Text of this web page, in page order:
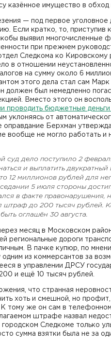
казённое имущество в обход
— под первое уголовное
Если кратко, то, приступив
выявил многочисленные
при прежнем
Следкома ко Кировскому
в отношении
на сумму около 6
этого дела стал сам
должен был немедленно
Вместо этого он
проводить бюджетные
уклоняясь от
оправдание Берхман
вообще не могло работать и
суд дело поступило 2
и выплатить
12 миллионов рублей для
5 июля стороны
в факте правонарушения,
штраф до 200 тысяч рублей.
оглашён 30 августа.
месяц в Московском
региональные дороги
В пачке купюр, по
из коммерсантов за
в управлении ДРСУ
и ещё 10 тысяч рублей.
что странная
хоть и смешной, но
тому же он сам в
штрафе назвал
Следкоме только
сумма взятки была не за